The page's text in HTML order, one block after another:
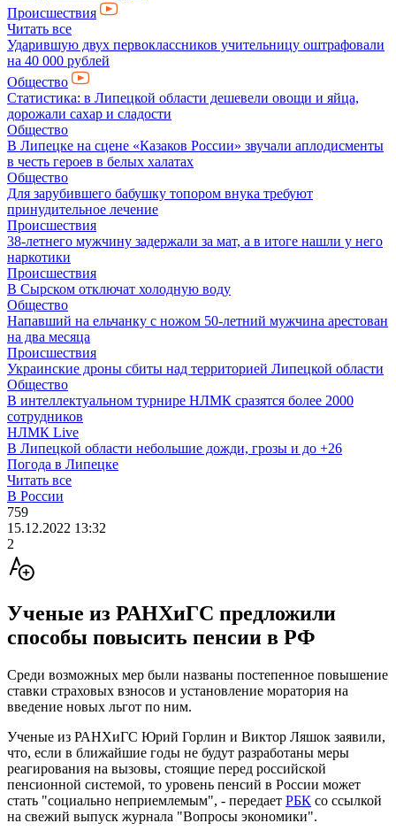
Происшествия
Читать все
Ударившую двух первоклассников учительницу оштрафовали
на 40 000 рублей
Общество
Статистика: в Липецкой области дешевели овощи и яйца,
дорожали сахар и сладости
Общество
В Липецке на сцене «Казаков России» звучали аплодисменты
в честь героев в белых халатах
Общество
Для зарубившего бабушку топором внука требуют
принудительное лечение
Происшествия
38-летнего мужчину задержали за мат, а в итоге нашли у него
наркотики
Происшествия
В Сырском отключат холодную воду
Общество
Напавший на ельчанку с ножом 50-летний мужчина арестован
на два месяца
Происшествия
Украинские дроны сбиты над территорией Липецкой области
Общество
В интеллектуальном турнире НЛМК сразятся более 2000
сотрудников
НЛМК Live
В Липецкой области небольшие дожди, грозы и до +26
Погода в Липецке
Читать все
В России
759
15.12.2022 13:32
2
Ученые из РАНХиГС предложили
способы повысить пенсии в РФ
Среди возможных мер были названы постепенное повышение
ставки страховых взносов и установление моратория на
введение новых льгот по ним.
Ученые из РАНХиГС Юрий Горлин и Виктор Ляшок заявили,
что, если в ближайшие годы не будут разработаны меры
реагирования на вызовы, стоящие перед российской
пенсионной системой, то уровень пенсий в России может
стать "социально неприемлемым", - передает РБК со ссылкой
на свежий выпуск журнала "Вопросы экономики".